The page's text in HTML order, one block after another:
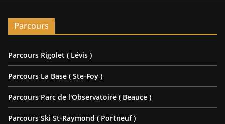
Parcours
Parcours Rigolet ( Lévis )
Parcours La Base ( Ste-Foy )
Parcours Parc de l'Observatoire ( Beauce )
Parcours Ski St-Raymond ( Portneuf )